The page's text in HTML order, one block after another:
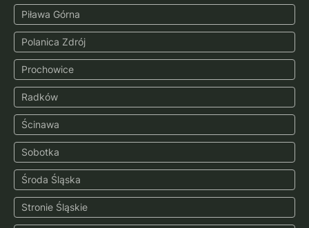
Piława Górna
Polanica Zdrój
Prochowice
Radków
Ścinawa
Sobotka
Środa Śląska
Stronie Śląskie